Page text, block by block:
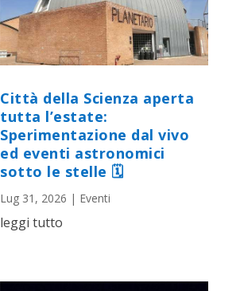
Città della Scienza aperta
tutta l’estate:
Sperimentazione dal vivo
ed eventi astronomici
sotto le stelle 🗓
Lug 31, 2026 | Eventi
leggi tutto